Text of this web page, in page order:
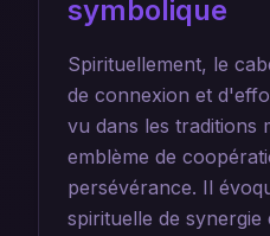
symbolique
Spirituellement, le
de connexion et
vu dans les traditions
emblème de
persévérance. Il
spirituelle de